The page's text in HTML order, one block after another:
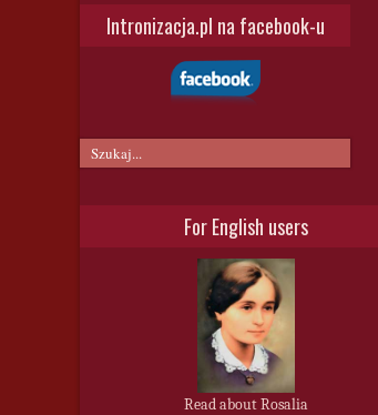
Intronizacja.pl na facebook-u
For English users
Read about Rosalia